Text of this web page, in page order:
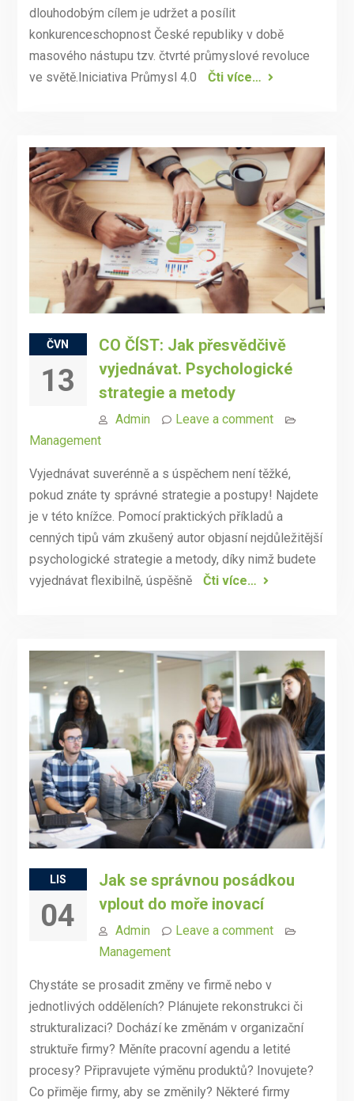
dlouhodobým cílem je udržet a posílit
konkurenceschopnost České republiky v době
masového nástupu tzv. čtvrté průmyslové revoluce
ve světě.Iniciativa Průmysl 4.0
Čti více…
ČVN
13
CO ČÍST: Jak přesvědčivě
vyjednávat. Psychologické
strategie a metody
Admin
Leave a comment
Management
Vyjednávat suverénně a s úspěchem není těžké,
pokud znáte ty správné strategie a postupy! Najdete
je v této knížce. Pomocí praktických příkladů a
cenných tipů vám zkušený autor objasní nejdůležitější
psychologické strategie a metody, díky nimž budete
vyjednávat flexibilně, úspěšně
Čti více…
LIS
04
Jak se správnou posádkou
vplout do moře inovací
Admin
Leave a comment
Management
Chystáte se prosadit změny ve firmě nebo v
jednotlivých odděleních? Plánujete rekonstrukci či
strukturalizaci? Dochází ke změnám v organizační
struktuře firmy? Měníte pracovní agendu a letité
procesy? Připravujete výměnu produktů? Inovujete?
Co přiměje firmy, aby se změnily? Některé firmy